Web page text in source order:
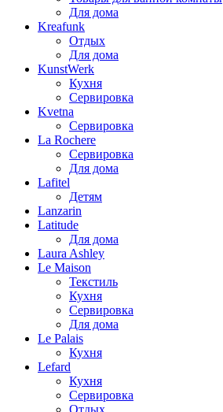
Для дома
Kreafunk
Отдых
Для дома
KunstWerk
Кухня
Сервировка
Kvetna
Сервировка
La Rochere
Сервировка
Для дома
Lafitel
Детям
Lanzarin
Latitude
Для дома
Laura Ashley
Le Maison
Текстиль
Кухня
Сервировка
Для дома
Le Palais
Кухня
Lefard
Кухня
Сервировка